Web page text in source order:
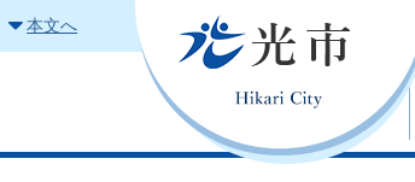
本文へ